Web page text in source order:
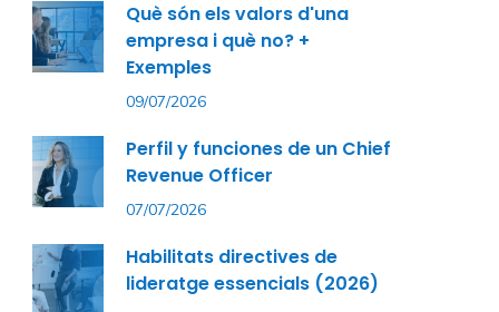
Què són els valors d'una
empresa i què no? +
Exemples
09/07/2026
Perfil y funciones de un Chief
Revenue Officer
07/07/2026
Habilitats directives de
lideratge essencials (2026)